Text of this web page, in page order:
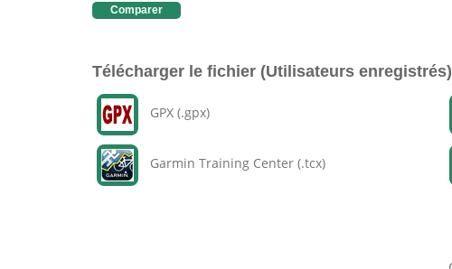
Comparer
Télécharger le fichier (Utilisateurs enregistrés)
GPX (.gpx)
Garmin Training Center (.tcx)